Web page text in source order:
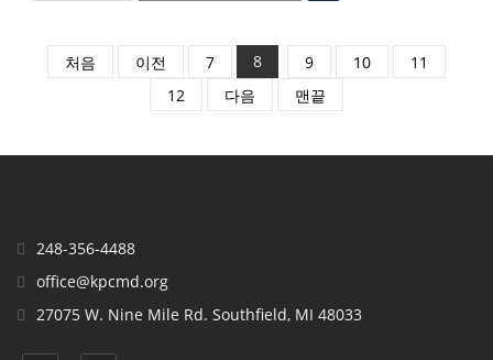
처음 이전 7 8 9 10
11
12
다음 맨끝
248-356-4488
office@kpcmd.org
27075 W. Nine Mile Rd. Southfield, MI 48033